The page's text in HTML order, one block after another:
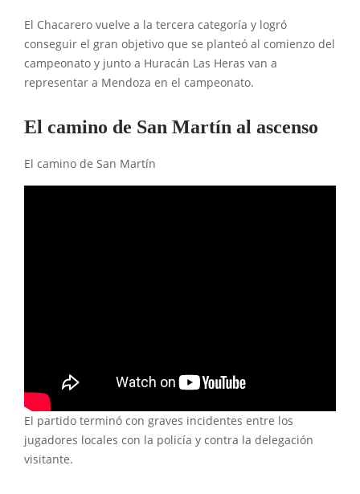
El Chacarero vuelve a la tercera categoría y logró
conseguir el gran objetivo que se planteó al comienzo del
campeonato y junto a Huracán Las Heras van a
representar a Mendoza en el campeonato.
El camino de San Martín al ascenso
El camino de San Martín
El partido terminó con graves incidentes entre los
jugadores locales con la policía y contra la delegación
visitante.